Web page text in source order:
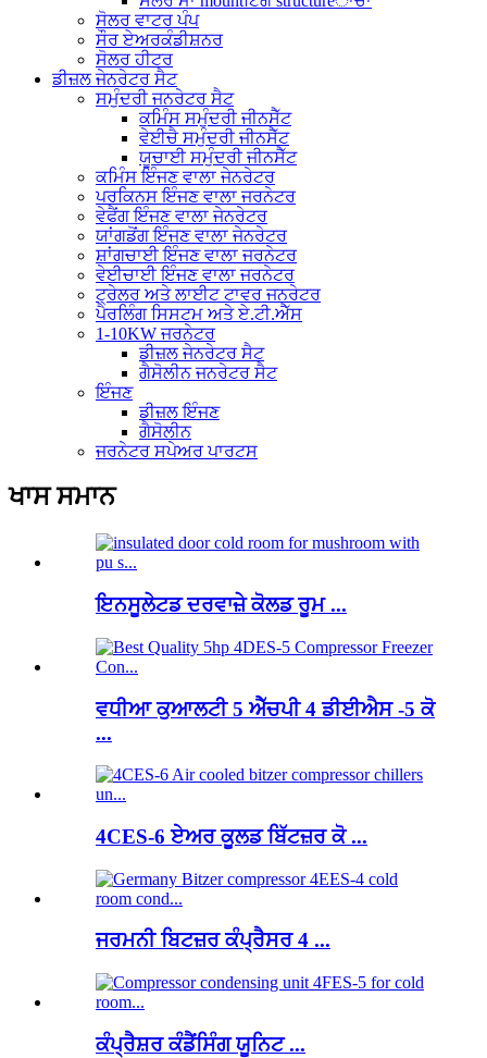
ਸੋਲਰ ਵਾਟਰ ਪੰਪ
ਸੌਰ ਏਅਰਕੰਡੀਸ਼ਨਰ
ਸੋਲਰ ਹੀਟਰ
ਡੀਜ਼ਲ ਜੇਨਰੇਟਰ ਸੈਟ
ਸਮੁੰਦਰੀ ਜਨਰੇਟਰ ਸੈਟ
ਕਮਿੰਸ ਸਮੁੰਦਰੀ ਜੀਨਸੈੱਟ
ਵੇਈਚੈ ਸਮੁੰਦਰੀ ਜੀਨਸੈੱਟ
ਯੂਚਾਈ ਸਮੁੰਦਰੀ ਜੀਨਸੈੱਟ
ਕਮਿੰਸ ਇੰਜਣ ਵਾਲਾ ਜੇਨਰੇਟਰ
ਪਰਕਿਨਸ ਇੰਜਣ ਵਾਲਾ ਜਰਨੇਟਰ
ਵੇਫੈਂਗ ਇੰਜਣ ਵਾਲਾ ਜੇਨਰੇਟਰ
ਯਾਂਗਡੋਂਗ ਇੰਜਣ ਵਾਲਾ ਜੇਨਰੇਟਰ
ਸ਼ਾਂਗਚਾਈ ਇੰਜਣ ਵਾਲਾ ਜਰਨੇਟਰ
ਵੇਈਚਾਈ ਇੰਜਣ ਵਾਲਾ ਜਰਨੇਟਰ
ਟ੍ਰੇਲਰ ਅਤੇ ਲਾਈਟ ਟਾਵਰ ਜਨਰੇਟਰ
ਪੈਰਲਿੰਗ ਸਿਸਟਮ ਅਤੇ ਏ.ਟੀ.ਐੱਸ
1-10KW ਜਰਨੇਟਰ
ਡੀਜ਼ਲ ਜੇਨਰੇਟਰ ਸੈਟ
ਗੈਸੋਲੀਨ ਜਨਰੇਟਰ ਸੈਟ
ਇੰਜਣ
ਡੀਜ਼ਲ ਇੰਜਣ
ਗੈਸੋਲੀਨ
ਜਰਨੇਟਰ ਸਪੇਅਰ ਪਾਰਟਸ
ਖਾਸ ਸਮਾਨ
ਇਨਸੂਲੇਟਡ ਦਰਵਾਜ਼ੇ ਕੋਲਡ ਰੂਮ ...
ਵਧੀਆ ਕੁਆਲਟੀ 5 ਐੱਚਪੀ 4 ਡੀਈਐਸ -5 ਕੋ
...
4CES-6 ਏਅਰ ਕੂਲਡ ਬਿੱਟਜ਼ਰ ਕੋ ...
ਜਰਮਨੀ ਬਿਟਜ਼ਰ ਕੰਪ੍ਰੈਸਰ 4 ...
ਕੰਪ੍ਰੈਸ਼ਰ ਕੰਡੈਂਸਿੰਗ ਯੂਨਿਟ ...